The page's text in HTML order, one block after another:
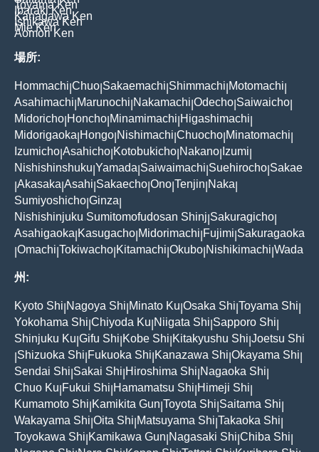
Toyama Ken
Ibaraki Ken
Kanagawa Ken
Ishikawa Ken
Mie Ken
Aomori Ken
場所:
Hommachi Chuo Sakaemachi Shimmachi Motomachi
Asahimachi Marunochi Nakamachi Odecho Saiwaicho
Midoricho Honcho Minamimachi Higashimachi
Midorigaoka Hongo Nishimachi Chuocho Minatomachi
Izumicho Asahicho Kotobukicho Nakano Izumi
Nishishinshuku Yamada Saiwaimachi Suehirocho Sakae
Akasaka Asahi Sakaecho Ono Tenjin Naka
Sumiyoshicho Ginza
Nishishinjuku Sumitomofudosan Shinj Sakuragicho
Asahigaoka Kasugacho Midorimachi Fujimi Sakuragaoka
Omachi Tokiwacho Kitamachi Okubo Nishikimachi Wada
州:
Kyoto Shi Nagoya Shi Minato Ku Osaka Shi Toyama Shi
Yokohama Shi Chiyoda Ku Niigata Shi Sapporo Shi
Shinjuku Ku Gifu Shi Kobe Shi Kitakyushu Shi Joetsu Shi
Shizuoka Shi Fukuoka Shi Kanazawa Shi Okayama Shi
Sendai Shi Sakai Shi Hiroshima Shi Nagaoka Shi
Chuo Ku Fukui Shi Hamamatsu Shi Himeji Shi
Kumamoto Shi Kamikita Gun Toyota Shi Saitama Shi
Wakayama Shi Oita Shi Matsuyama Shi Takaoka Shi
Toyokawa Shi Kamikawa Gun Nagasaki Shi Chiba Shi